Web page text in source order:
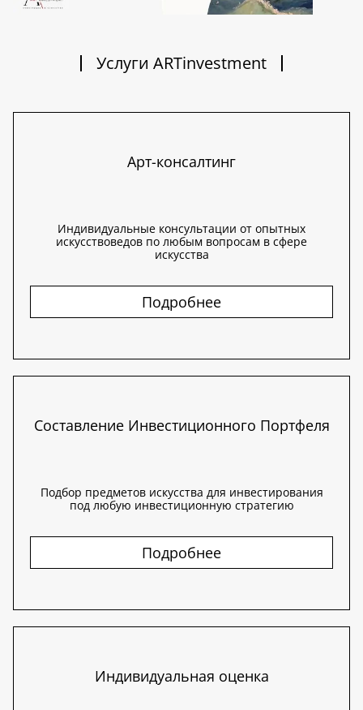
Услуги ARTinvestment
Арт-консалтинг
Индивидуальные консультации от опытных
искусствоведов по любым вопросам в сфере
искусства
Подробнее
Составление Инвестиционного Портфеля
Подбор предметов искусства для инвестирования
под любую инвестиционную стратегию
Подробнее
Индивидуальная оценка